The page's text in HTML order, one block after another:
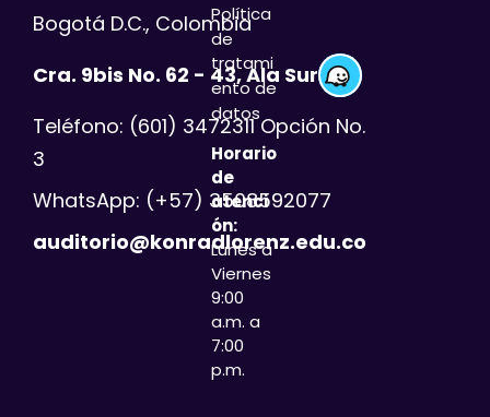
Bogotá D.C., Colombia
Cra. 9bis No. 62 - 43, Ala Sur
Teléfono: (601) 3472311 Opción No.
3
WhatsApp: (+57) 3508592077
auditorio@konradlorenz.edu.co
Política
de
tratami
ento de
datos
Horario
de
atenci
ón:
Lunes a
Viernes
9:00
a.m. a
7:00
p.m.